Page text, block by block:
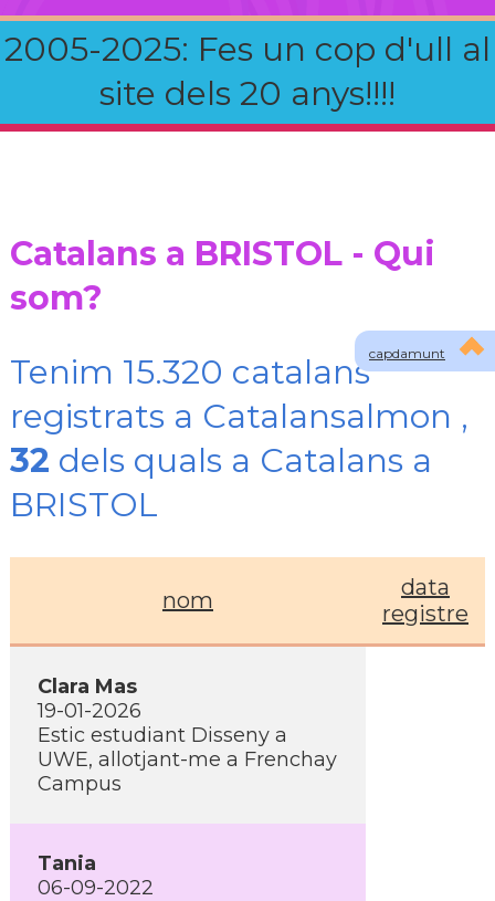
2005-2025: Fes un cop d'ull al
site dels 20 anys!!!!
capdamunt
Catalans a BRISTOL - Qui
som?
Tenim 15.320 catalans
registrats a Catalansalmon ,
32 dels quals a Catalans a
BRISTOL
nom
data
registre
Clara Mas
19-01-2026
Estic estudiant Disseny a
UWE, allotjant-me a Frenchay
Campus
Tania
06-09-2022